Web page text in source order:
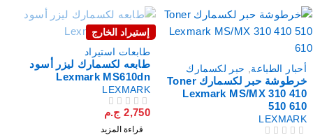
أحبار الطباعة,حبر لكسمارك
خرطوشة حبر لكسمارك Toner
Lexmark MS/MX 310 410
510 610
LEXMARK
إستيراد الخارج
طابعات استيراد
طابعه لكسمارك ليزر أسود
Lexmark MS610dn
LEXMARK
2,750 ج.م
قراءة المزيد